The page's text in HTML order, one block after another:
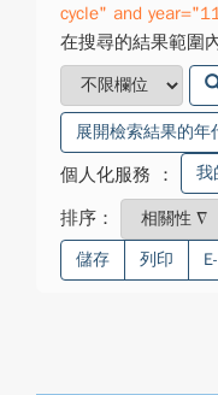
cycle" and
在搜尋的結果範圍
展開檢索結果的年
個人化服務 ： 我
排序：
儲存 列印